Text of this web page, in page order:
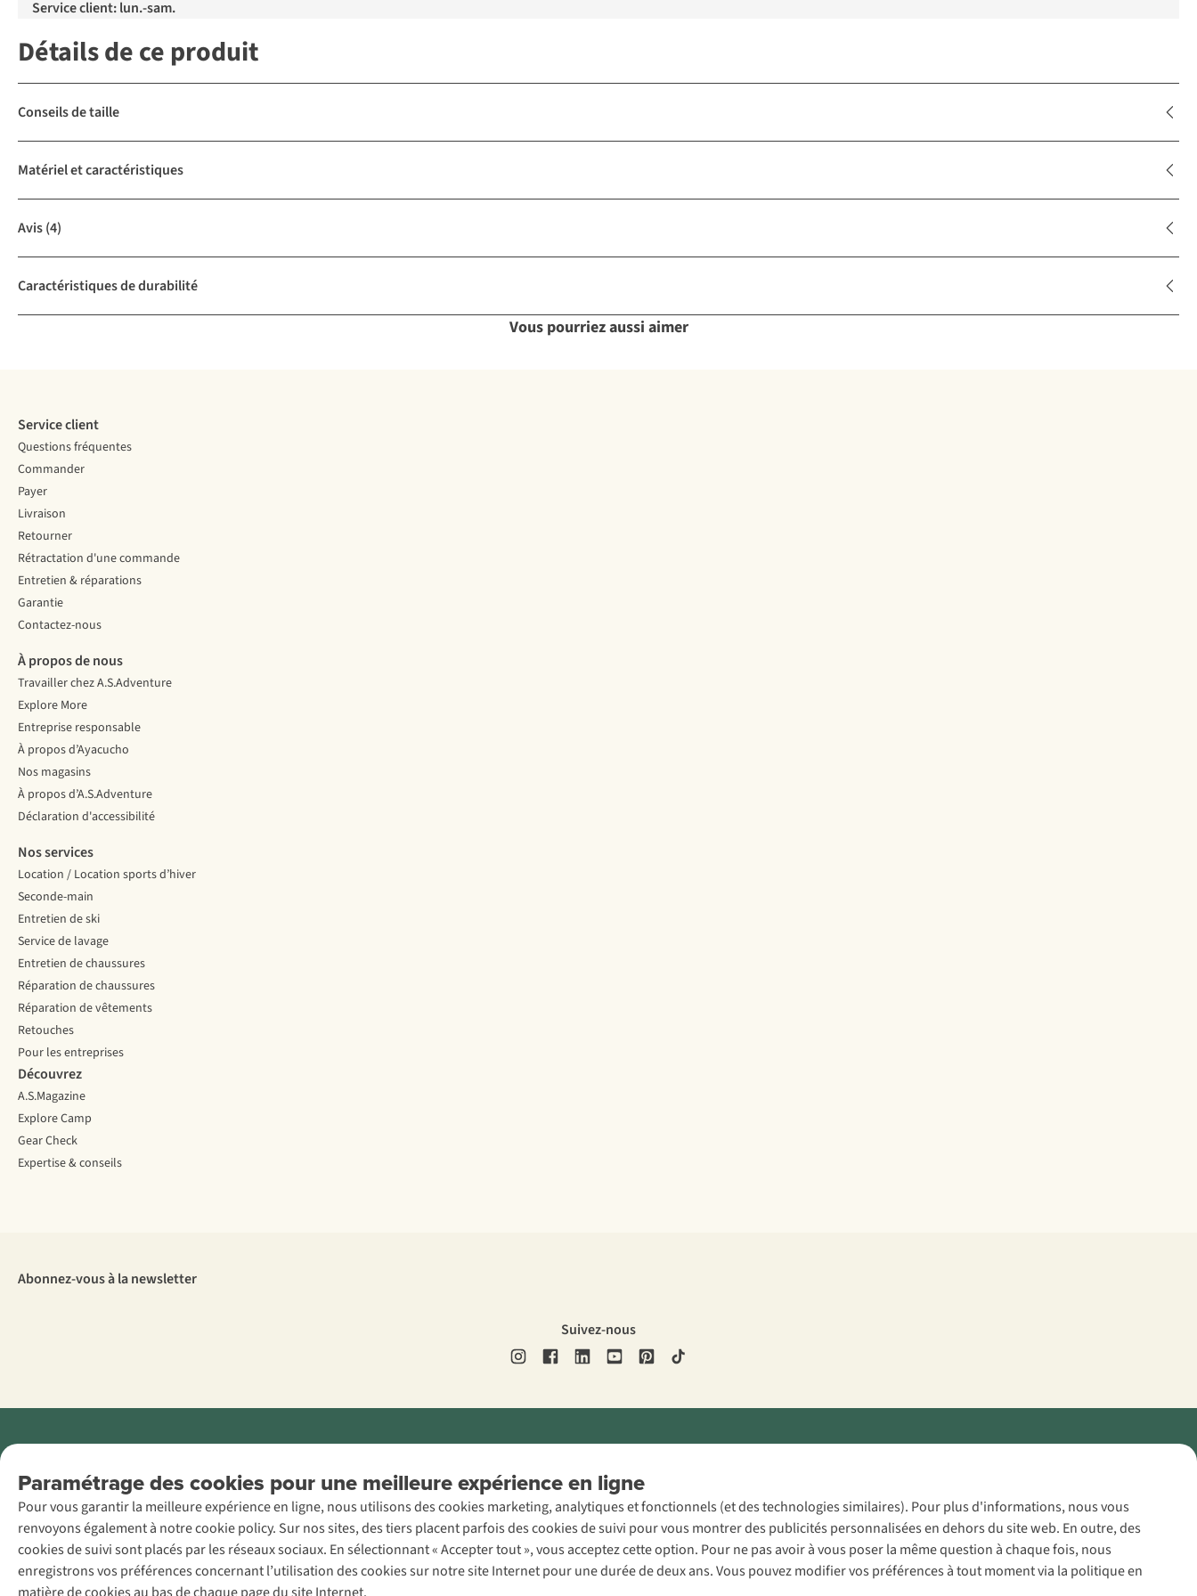
Service client: lun.-sam.
Détails de ce produit
Conseils de taille
Matériel et caractéristiques
Avis(4)
Caractéristiques de durabilité
Vous pourriez aussi aimer
Paramétrage des cookies pour une meilleure expérience en ligne
Pour vous garantir la meilleure expérience en ligne, nous utilisons des cookies marketing, analytiques et fonctionnels (et des technologies similaires). Pour plus d'informations, nous vous
renvoyons également à notre cookie policy. Sur nos sites, des tiers placent parfois des cookies de suivi pour vous montrer des publicités personnalisées en dehors du site web. En outre, des
cookies de suivi sont placés par les réseaux sociaux. En sélectionnant « Accepter tout », vous acceptez cette option. Pour ne pas avoir à vous poser la même question à chaque fois, nous
enregistrons vos préférences concernant l’utilisation des cookies sur notre site Internet pour une durée de deux ans. Vous pouvez modifier vos préférences à tout moment via la politique en
Service client
Questions fréquentes
Commander
Payer
Livraison
Retourner
Rétractation d'une commande
Entretien & réparations
Garantie
Contactez-nous
À propos de nous
Travailler chez A.S.Adventure
Explore More
Entreprise responsable
À propos d’Ayacucho
Nos magasins
À propos d’A.S.Adventure
Déclaration d'accessibilité
Nos services
Location / Location sports d’hiver
Seconde-main
Entretien de ski
Service de lavage
Entretien de chaussures
Réparation de chaussures
Réparation de vêtements
Retouches
Pour les entreprises
Découvrez
A.S.Magazine
Explore Camp
Gear Check
Expertise & conseils
Abonnez-vous à la newsletter
Suivez-nous
AS Adventure
France SAS,
Rue du Vieux
Faubourg 14, F-
59000 Lille